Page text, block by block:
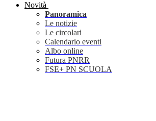
Novità
Panoramica
Le notizie
Le circolari
Calendario eventi
Albo online
Futura PNRR
FSE+ PN SCUOLA